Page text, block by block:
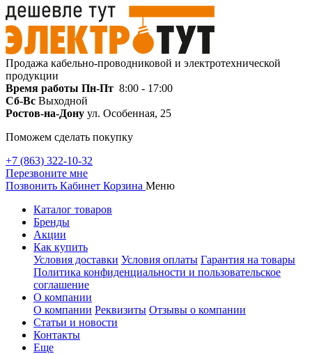
Продажа кабельно-проводниковой и электротехнической
продукции
Время работы Пн-Пт 8:00 - 17:00
Сб-Вс Выходной
Ростов-на-Дону ул. Особенная, 25
Поможем сделать покупку
+7 (863) 322-10-32
Перезвоните мне
Позвонить Кабинет Корзина Меню
Каталог товаров
Бренды
Акции
Как купить
Условия доставки Условия оплаты Гарантия на товары
Политика конфиденциальности и пользовательское
соглашение
О компании
О компании Реквизиты Отзывы о компании
Статьи и новости
Контакты
Еще